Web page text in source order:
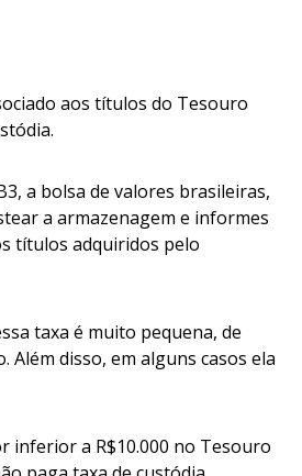
aos títulos do Tesouro
a bolsa de valores brasileiras,
a armazenagem e informes
títulos adquiridos pelo
taxa é muito pequena, de
Além disso, em alguns casos ela
inferior a R$10.000 no Tesouro